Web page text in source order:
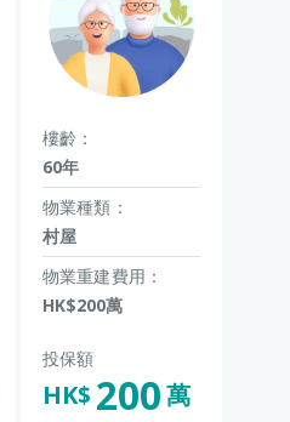
樓齡：
60年
物業種類：
村屋
物業重建費用：
HK$200萬
投保額
HK$ 200萬